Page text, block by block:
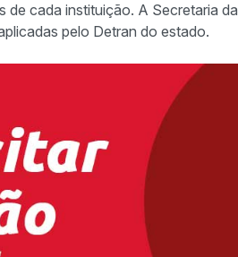
cada instituição. A Secretaria da
pelo Detran do estado.